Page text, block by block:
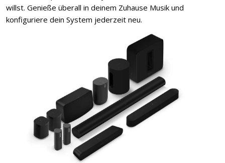
willst. Genieße überall in deinem Zuhause Musik und
konfiguriere dein System jederzeit neu.